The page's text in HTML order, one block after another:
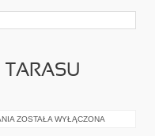
TARASU
MAGICZNE
ZOSTAŁA WYŁĄCZONA